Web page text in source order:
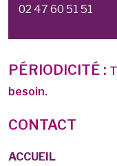
02 47 60 51 51
PÉRIODICITÉ :
besoin.
CONTACT
ACCUEIL